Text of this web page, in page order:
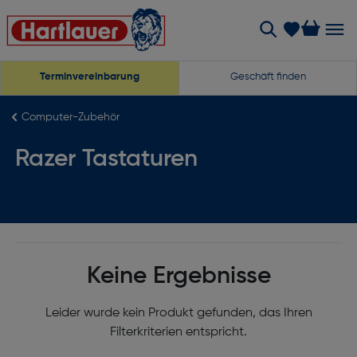
Terminvereinbarung Geschäft finden
Computer-Zubehör
Razer Tastaturen
Keine Ergebnisse
Leider wurde kein Produkt gefunden, das Ihren
Filterkriterien entspricht.